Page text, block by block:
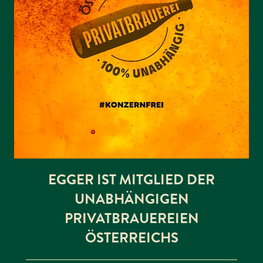
EGGER IST MITGLIED DER
UNABHÄNGIGEN
PRIVATBRAUEREIEN
ÖSTERREICHS